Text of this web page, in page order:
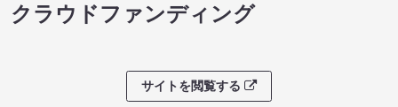
クラウドファンディング
サイトを閲覧する